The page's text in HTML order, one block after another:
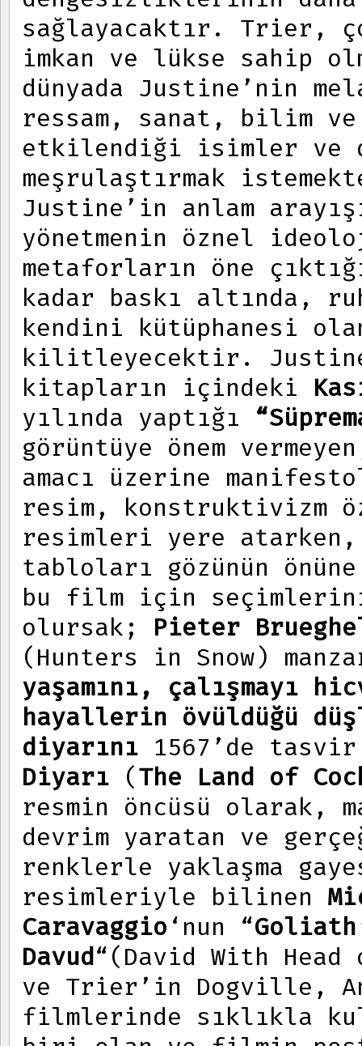
sağlayacaktır. Trier,
imkan ve lükse sahip
dünyada Justine’nin
ressam, sanat, bilim ve
etkilendiği isimler ve
meşrulaştırmak
Justine’in anlam
yönetmenin öznel
metaforların öne
kadar baskı altında,
kendini kütüphanesi
kilitleyecektir.
kitapların içindeki
yılında yaptığı
görüntüye önem
amacı üzerine
resim, konstruktivizm
resimleri yere atarken,
tabloları gözünün
bu film için
olursak; Pieter
(Hunters in Snow)
yaşamını, çalışmayı
hayallerin övüldüğü
diyarını 1567’de
Diyarı (The Land of
resmin öncüsü olarak,
devrim yaratan ve
renklerle yaklaşma
resimleriyle bilinen
Caravaggio ‘nun “
Davud “(David With
ve Trier’in Dogville,
filmlerinde sıklıkla